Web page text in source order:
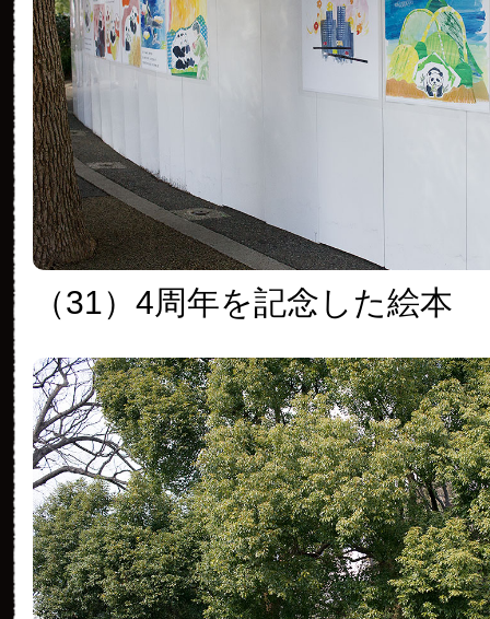
（31）4周年を記念した絵本